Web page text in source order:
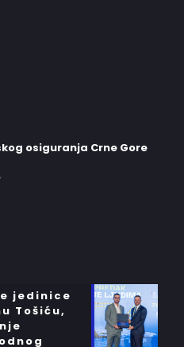
osiguranja Crne Gore
jedinice
Tošiću,